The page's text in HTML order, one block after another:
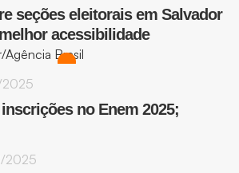
seções eleitorais em Salvador
acessibilidade
no Enem 2025;
2025